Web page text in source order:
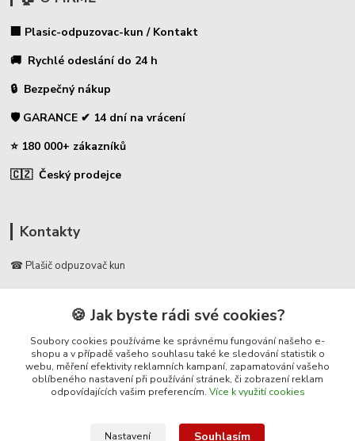
🏢 Plasic-odpuzovac-kun / Kontakt
🚚 Rychlé odeslání do 24 h
🔒 Bezpečný nákup
🛡️ GARANCE ✔ 14 dní na vrácení
⭐ 180 000+ zákazníků
🇨🇿 Český prodejce
Kontakty
☎ Plašič odpuzovač kun
📞 728 007 997
⏰ Po-Pá | 7:00 - 13:30 |
info@repulse.cz
🍪 Jak byste rádi své cookies?
Soubory cookies používáme ke správnému fungování našeho e-
shopu a v případě vašeho souhlasu také ke sledování statistik o
webu, měření efektivity reklamních kampaní, zapamatování vašeho
oblíbeného nastavení při používání stránek, či zobrazení reklam
odpovídajících vašim preferencím. Více k využití cookies
Nastavení Souhlasím